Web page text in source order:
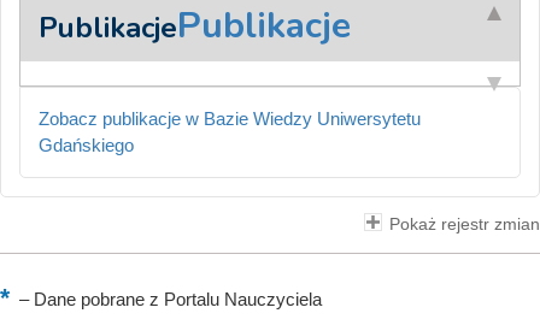
PublikacjePublikacje
Zobacz publikacje w Bazie Wiedzy Uniwersytetu
Gdańskiego
Pokaż rejestr zmian
–Dane pobrane z Portalu Nauczyciela